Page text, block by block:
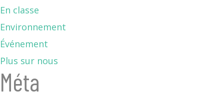
En classe
Environnement
Événement
Plus sur nous
Méta